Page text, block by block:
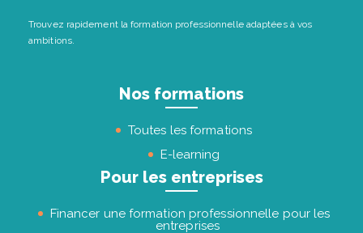
Trouvez rapidement la formation professionnelle adaptées à vos
ambitions.
Nos formations
Toutes les formations
E-learning
Pour les entreprises
Financer une formation professionnelle pour les
entreprises